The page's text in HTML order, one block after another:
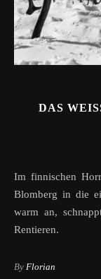
DAS
Im finnischen Horrorfilm Das weiße Rentier entführt uns Erik
Blomberg in die
warm an,
Rentieren.
By Florian